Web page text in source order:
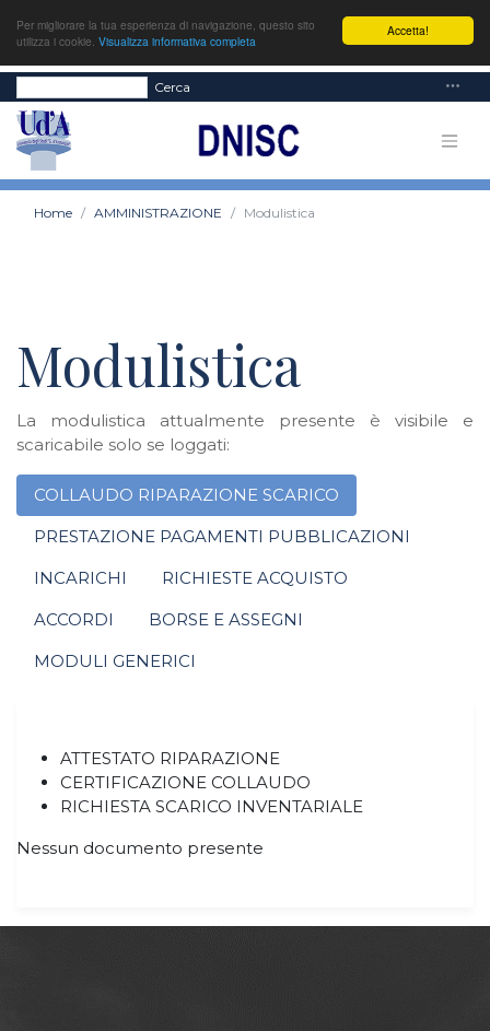
Accetta!
Per migliorare la tua esperienza di navigazione, questo sito
utilizza i cookie. Visualizza informativa completa
Cerca
Home AMMINISTRAZIONE Modulistica
Modulistica
La modulistica attualmente presente è visibile e
scaricabile solo se loggati:
COLLAUDO RIPARAZIONE SCARICO
PRESTAZIONE PAGAMENTI PUBBLICAZIONI
INCARICHI
RICHIESTE ACQUISTO
ACCORDI
BORSE E ASSEGNI
MODULI GENERICI
ATTESTATO RIPARAZIONE
CERTIFICAZIONE COLLAUDO
RICHIESTA SCARICO INVENTARIALE
Nessun documento presente